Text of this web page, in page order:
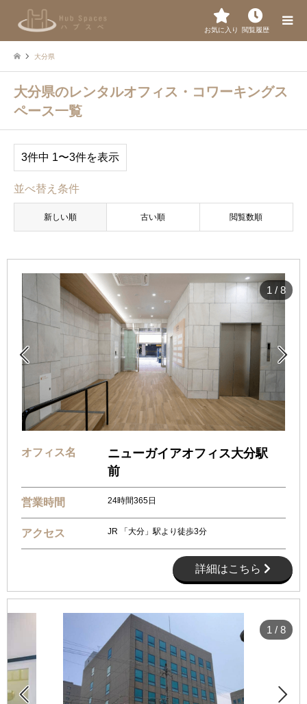
お気に入り 閲覧履歴
大分県
大分県のレンタルオフィス・コワーキングス
ペース一覧
3件中 1〜3件を表示
並べ替え条件
新しい順 古い順 閲覧数順
 
1 / 8
オフィス名
ニューガイアオフィス大分駅
前
営業時間 24時間365日
アクセス JR 「大分」駅より徒歩3分
詳細はこちら
 
1 / 8